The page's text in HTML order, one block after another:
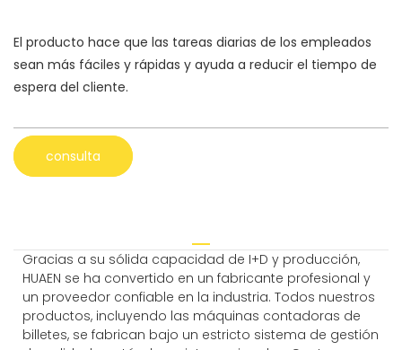
El producto hace que las tareas diarias de los empleados
sean más fáciles y rápidas y ayuda a reducir el tiempo de
espera del cliente.
consulta
Gracias a su sólida capacidad de I+D y producción,
HUAEN se ha convertido en un fabricante profesional y
un proveedor confiable en la industria. Todos nuestros
productos, incluyendo las máquinas contadoras de
billetes, se fabrican bajo un estricto sistema de gestión